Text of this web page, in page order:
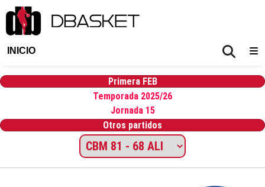
INICIO
Primera FEB
Temporada 2025/26
Jornada 15
Otros partidos